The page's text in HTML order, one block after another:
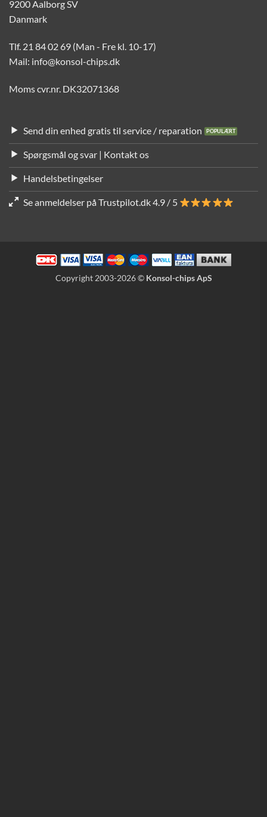
9200 Aalborg SV
Danmark
Tlf. 21 84 02 69 (Man - Fre kl. 10-17)
Mail: info@konsol-chips.dk
Moms cvr.nr. DK32071368
Send din enhed gratis til service / reparation
Spørgsmål og svar | Kontakt os
Handelsbetingelser
Se anmeldelser på Trustpilot.dk 4.9 / 5
Copyright 2003-2026 © Konsol-chips ApS